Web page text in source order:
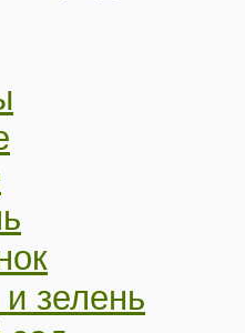
зелень